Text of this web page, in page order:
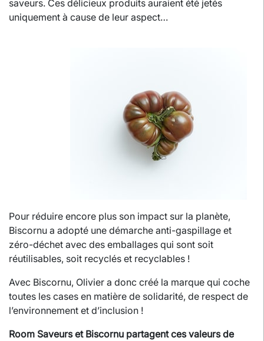
saveurs. Ces délicieux produits auraient été jetés
uniquement à cause de leur aspect…
Pour réduire encore plus son impact sur la planète,
Biscornu a adopté une démarche anti-gaspillage et
zéro-déchet avec des emballages qui sont soit
réutilisables, soit recyclés et recyclables !
Avec Biscornu, Olivier a donc créé la marque qui coche
toutes les cases en matière de solidarité, de respect de
l’environnement et d’inclusion !
Room Saveurs et Biscornu partagent ces valeurs de